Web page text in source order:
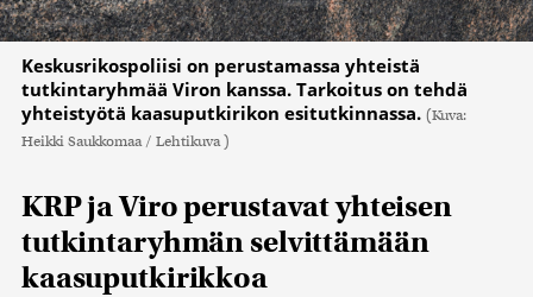
Keskusrikospoliisi on perustamassa yhteistä
tutkintaryhmää Viron kanssa. Tarkoitus on tehdä
yhteistyötä kaasuputkirikon esitutkinnassa. (Kuva:
Heikki Saukkomaa / Lehtikuva )
KRP ja Viro perustavat yhteisen
tutkintaryhmän selvittämään
kaasuputkirikkoa